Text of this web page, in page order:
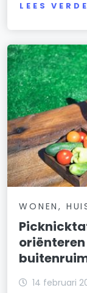
LEES
WONEN,
14 februari